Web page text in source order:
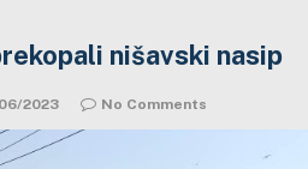
nišavski nasip
2023 No Comments